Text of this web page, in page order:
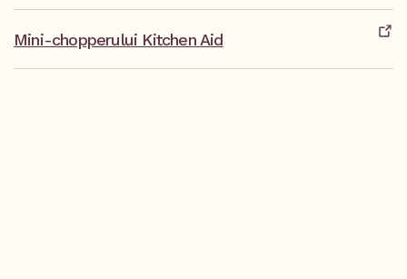
Mini-chopperului Kitchen Aid